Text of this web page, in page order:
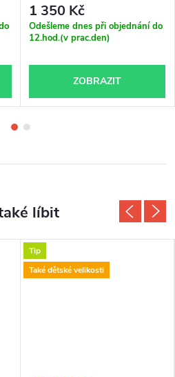
1 350 Kč
Odešleme dnes při objednání do
12.hod.(v prac.den)
ZOBRAZIT
Tip
Také dětské velikosti